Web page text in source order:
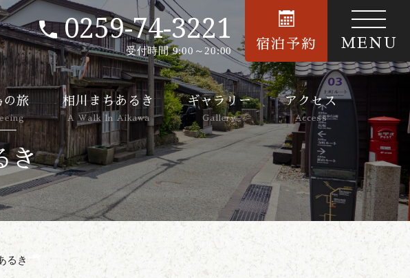
0259-74-3221
受付時間 9:00～20:00
の旅 相川まちあるき
A Walk In Aikawa
ギャラリー
Gallery
アクセス
Access
宿泊予約 MENU
き
るき